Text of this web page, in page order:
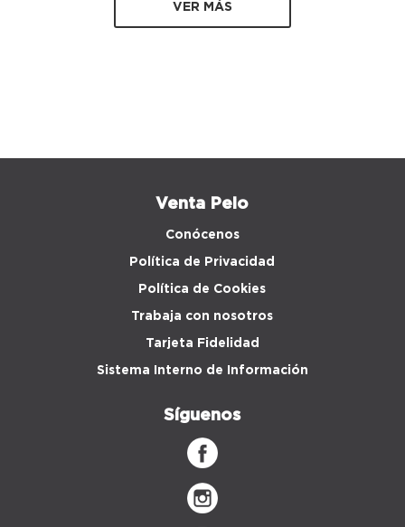
VER MÁS
Venta Peio
Conócenos
Política de Privacidad
Política de Cookies
Trabaja con nosotros
Tarjeta Fidelidad
Sistema Interno de Información
Síguenos